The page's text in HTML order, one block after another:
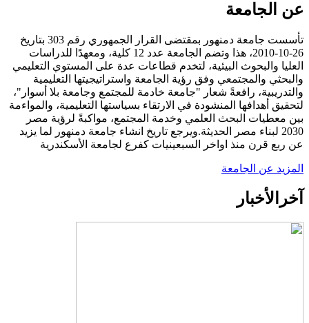
عن الجامعة
تأسست جامعة دمنهور بمقتضى القرار الجمهوري رقم 303 بتاريخ
26-10-2010، هذا وتضم الجامعة عدد 12 كلية، ومعهدًا للدراسات
العليا والبحوث البيئية، لتخدم قطاعات عدة على المستوي التعليمي
والبحثي والمجتمعي وفق رؤية الجامعة واستراتيجيتها التعليمية
والتدريبية، رافعةً شعار "جامعة خادمة للمجتمع وجامعة بلا أسوار"،
لتحقيق أهدافها المنشودة في الارتقاء بسياستها التعليمية، والمواءمة
بين معطيات البحث العلمي وخدمة المجتمع، مواكبةً لرؤية مصر
2030 لبناء مصر الحديثة.ويرجع تاريخ انشاء جامعة دمنهور لما يزيد
عن ربع قرن منذ اواخر السبعينيات كفرع لجامعة الأسكندرية
المزيد عن الجامعة
آخر الأخبار